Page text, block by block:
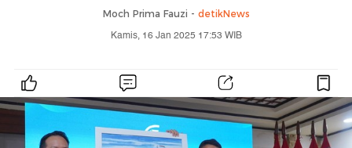
Moch Prima Fauzi - detikNews
Kamis, 16 Jan 2025 17:53 WIB